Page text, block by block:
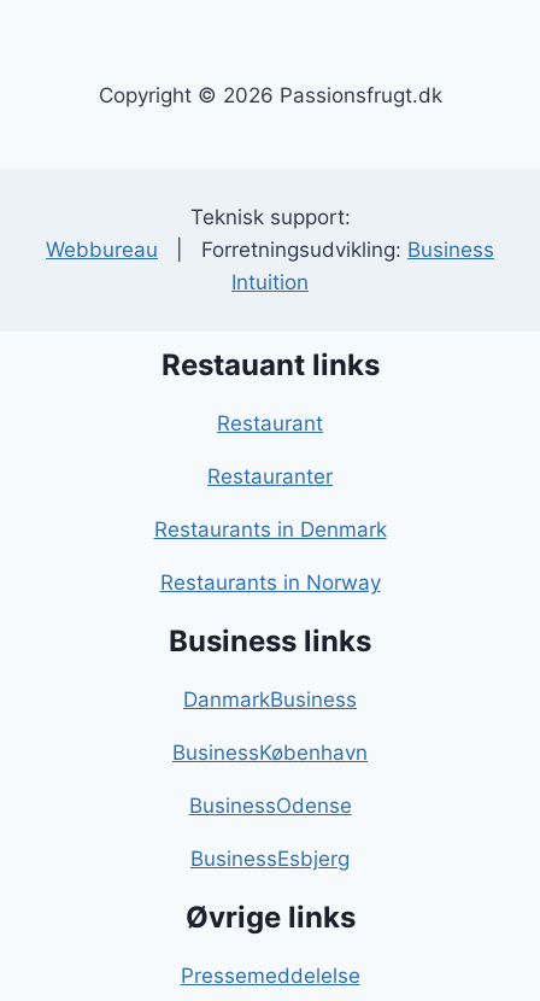
Copyright © 2026 Passionsfrugt.dk
Teknisk support:
Webbureau | Forretningsudvikling: Business
Intuition
Restauant links
Restaurant
Restauranter
Restaurants in Denmark
Restaurants in Norway
Business links
DanmarkBusiness
BusinessKøbenhavn
BusinessOdense
BusinessEsbjerg
Øvrige links
Pressemeddelelse